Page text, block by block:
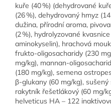
kuře (40 %) (dehydrované
(26 %), dehydrovaný hmyz
dužina, přírodní aroma,
(2 %), hydrolyzované
aminokyselin), hrachová
frukto-oligosacharidy (230
mg/kg), mannan-
(180 mg/kg), semena
β-glukany (60 mg/kg),
rakytník řešetlákový (60 mg/
helveticus HA – 122